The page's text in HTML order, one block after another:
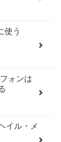
使う
ォンは
イル・メ